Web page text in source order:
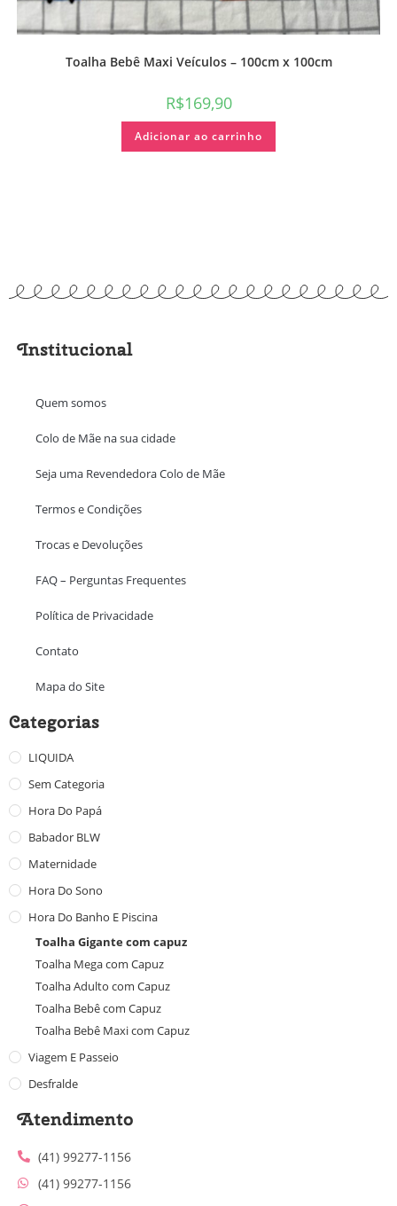
Toalha Bebê Maxi Veículos – 100cm x 100cm
R$169,90
Adicionar ao carrinho
Institucional
Quem somos
Colo de Mãe na sua cidade
Seja uma Revendedora Colo de Mãe
Termos e Condições
Trocas e Devoluções
FAQ – Perguntas Frequentes
Política de Privacidade
Contato
Mapa do Site
Categorias
LIQUIDA
Sem Categoria
Hora Do Papá
Babador BLW
Maternidade
Hora Do Sono
Hora Do Banho E Piscina
Toalha Gigante com capuz
Toalha Mega com Capuz
Toalha Adulto com Capuz
Toalha Bebê com Capuz
Toalha Bebê Maxi com Capuz
Viagem E Passeio
Desfralde
Atendimento
(41) 99277-1156
(41) 99277-1156